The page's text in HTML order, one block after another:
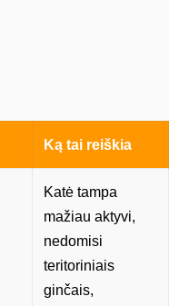
Ką tai reiškia
Katė tampa
mažiau aktyvi,
nedomisi
teritoriniais
ginčais,